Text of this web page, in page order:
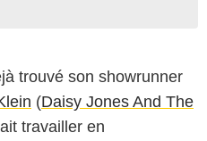
trouvé son showrunner
(Daisy Jones And The
travailler en